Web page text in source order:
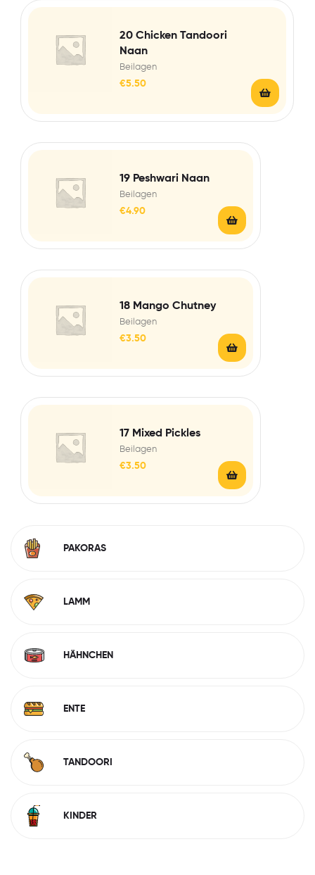
Beilagen
20 Chicken Tandoori
Naan
€5.50
Beilagen
19 Peshwari Naan
€4.90
Beilagen
18 Mango Chutney
€3.50
Beilagen
17 Mixed Pickles
€3.50
PAKORAS
LAMM
HÄHNCHEN
ENTE
TANDOORI
KINDER